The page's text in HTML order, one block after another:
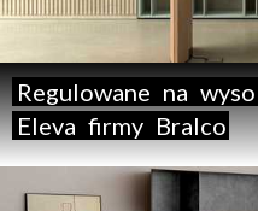
Regulowane na
Eleva firmy Bralco